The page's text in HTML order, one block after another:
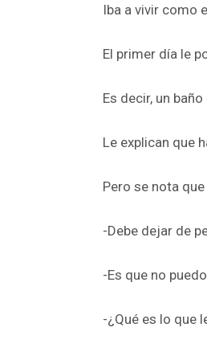
Iba a vivir como
El primer día le
Es decir, un
Le explican que
Pero se nota
-Debe dejar de
-Es que no
-¿Qué es lo que